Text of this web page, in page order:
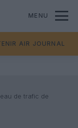
MENU
AIR JOURNAL
de trafic de